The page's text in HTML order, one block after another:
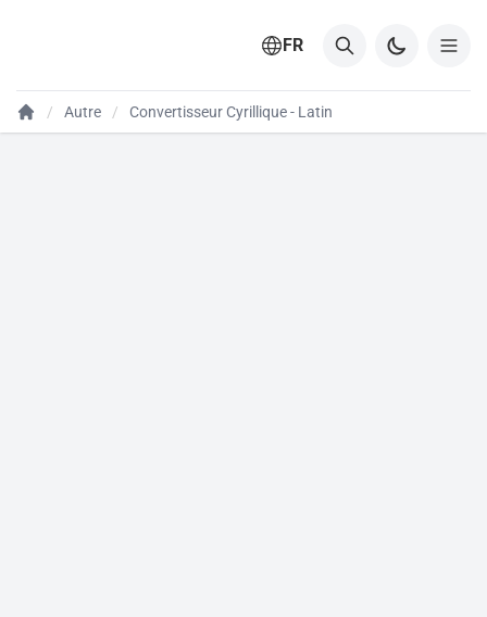
FR
Autre Convertisseur Cyrillique - Latin